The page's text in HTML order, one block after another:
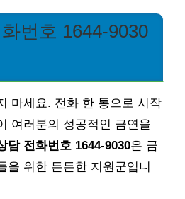
번호 1644-9030
마세요. 전화 한 통으로 시작
여러분의 성공적인 금연을
담 전화번호 1644-9030은 금
을 위한 든든한 지원군입니